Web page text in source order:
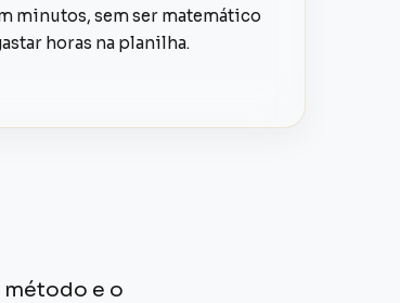
minutos, sem ser matemático
horas na planilha.
método e o